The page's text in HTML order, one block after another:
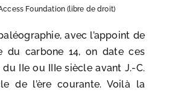
Foundation (libre de droit)
avec l’appoint de
du carbone 14, on date ces
IIe ou IIIe siècle avant J.-C.
de l’ère courante. Voilà la